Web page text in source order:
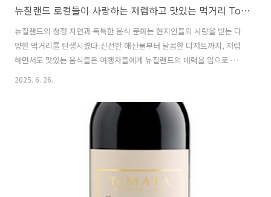
뉴질랜드 로컬들이 사랑하는 저렴하고 맛있는 먹거리 Top 5
뉴질랜드의 청정 자연과 독특한 음식 문화는 현지인들의 사랑을 받는 다
양한 먹거리를 탄생시켰다.신선한 해산물부터 달콤한 디저트까지, 저렴
하면서도 맛있는 음식들은 여행자들에게 뉴질랜드의 매력을 입으로 느
끼게 한다. 1. 초록입홍합 (Green-Lipped Mussel) 뉴질랜드 남섬의 말
미로 유명하다. 특히 해블록(Havelock)이라는 작은 마을이 초록입홍합
주 생산지로 유명하다.이 홍합은 단백질이 풍부하고 오메가-3 함량이 높
아 건강식으로도 사랑받는다.현지 슈퍼마켓이나 해산물 시장에서 kg당
약 NZ$10~15로 저렴하게 구매할 수 있다.조리법은 다양하지만, 화이트
2025. 6. 26.